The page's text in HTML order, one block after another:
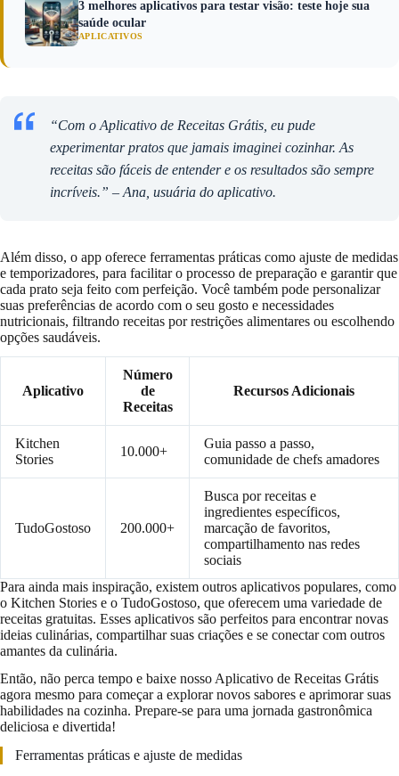
3 melhores aplicativos para testar visão: teste hoje sua
saúde ocular
APLICATIVOS
“Com o Aplicativo de Receitas Grátis, eu pude
experimentar pratos que jamais imaginei cozinhar. As
receitas são fáceis de entender e os resultados são sempre
incríveis.” – Ana, usuária do aplicativo.
Além disso, o app oferece ferramentas práticas como ajuste de medidas
e temporizadores, para facilitar o processo de preparação e garantir que
cada prato seja feito com perfeição. Você também pode personalizar
suas preferências de acordo com o seu gosto e necessidades
nutricionais, filtrando receitas por restrições alimentares ou escolhendo
opções saudáveis.
Aplicativo
Número
de
Receitas
Recursos Adicionais
Kitchen
Stories
10.000+
Guia passo a passo,
comunidade de chefs amadores
TudoGostoso 200.000+
Busca por receitas e
ingredientes específicos,
marcação de favoritos,
compartilhamento nas redes
sociais
Para ainda mais inspiração, existem outros aplicativos populares, como
o Kitchen Stories e o TudoGostoso, que oferecem uma variedade de
receitas gratuitas. Esses aplicativos são perfeitos para encontrar novas
ideias culinárias, compartilhar suas criações e se conectar com outros
amantes da culinária.
Então, não perca tempo e baixe nosso Aplicativo de Receitas Grátis
agora mesmo para começar a explorar novos sabores e aprimorar suas
habilidades na cozinha. Prepare-se para uma jornada gastronômica
deliciosa e divertida!
Ferramentas práticas e ajuste de medidas